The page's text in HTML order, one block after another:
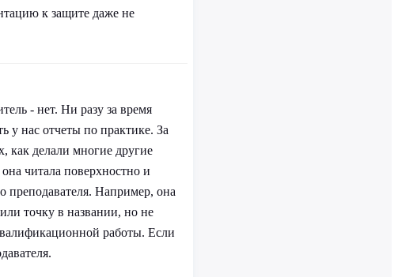
к защите даже не
- нет. Ни разу за время
у нас отчеты по практике. За
как делали многие другие
читала поверхностно и
преподавателя. Например, она
точку в названии, но не
работы. Если